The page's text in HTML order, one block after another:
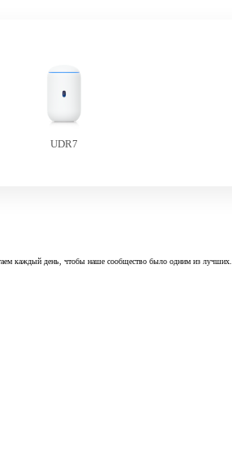
UDR7
каждый день, чтобы наше сообщество было одним из лучших.